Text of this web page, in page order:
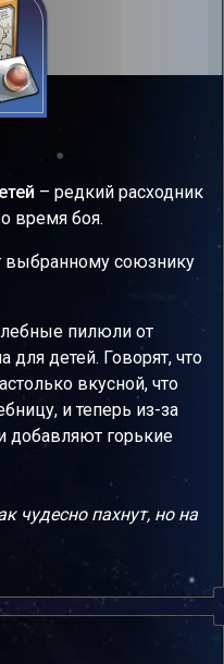
– редкий расходник
время боя.
выбранному союзнику
пилюли от
для детей. Говорят, что
вкусной, что
и теперь из-за
добавляют горькие
чудесно пахнут, но на